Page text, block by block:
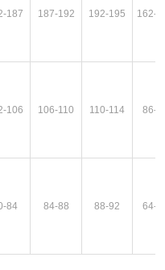
187 187-192 192-195 162-
106 106-110 110-114 86-
84 84-88 88-92 64-